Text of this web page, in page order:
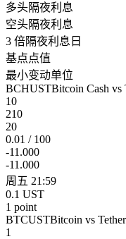
多头隔夜利息
空头隔夜利息
3 倍隔夜利息日
基点点值
最小变动单位
BCHUSTBitcoin Cash vs
10
210
20
0.01 / 100
-11.000
-11.000
周五 21:59
0.1 UST
1 point
BTCUSTBitcoin vs
1